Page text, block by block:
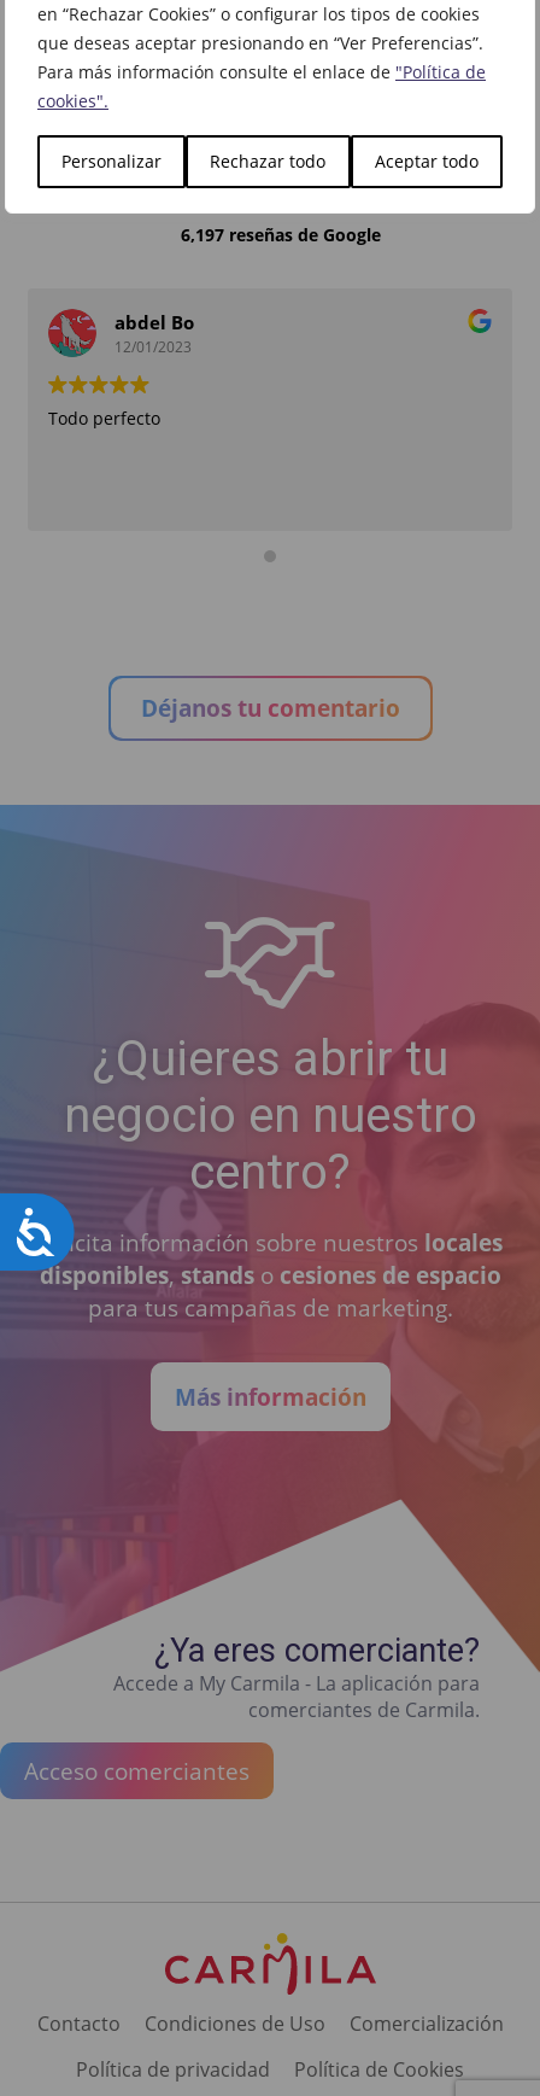
Accesibilidad
en “Rechazar Cookies” o configurar los tipos de cookies
que deseas aceptar presionando en “Ver Preferencias”.
Para más información consulte el enlace de "Política de
cookies".
Personalizar Rechazar todo Aceptar todo
Centro Comercial Los Alfares
6,197 reseñas de Google
abdel Bo
12/01/2023
Todo perfecto
Déjanos tu comentario
¿Quieres abrir tu
negocio en nuestro
centro?
Solicita información sobre nuestros locales
disponibles, standso cesiones de espacio
para tus campañas de marketing.
Más información
¿Ya eres comerciante?
Accede a My Carmila - La aplicación para
comerciantes de Carmila.
Acceso comerciantes
Contacto Condiciones de Uso
Comercialización
Política de privacidad
Política de Cookies